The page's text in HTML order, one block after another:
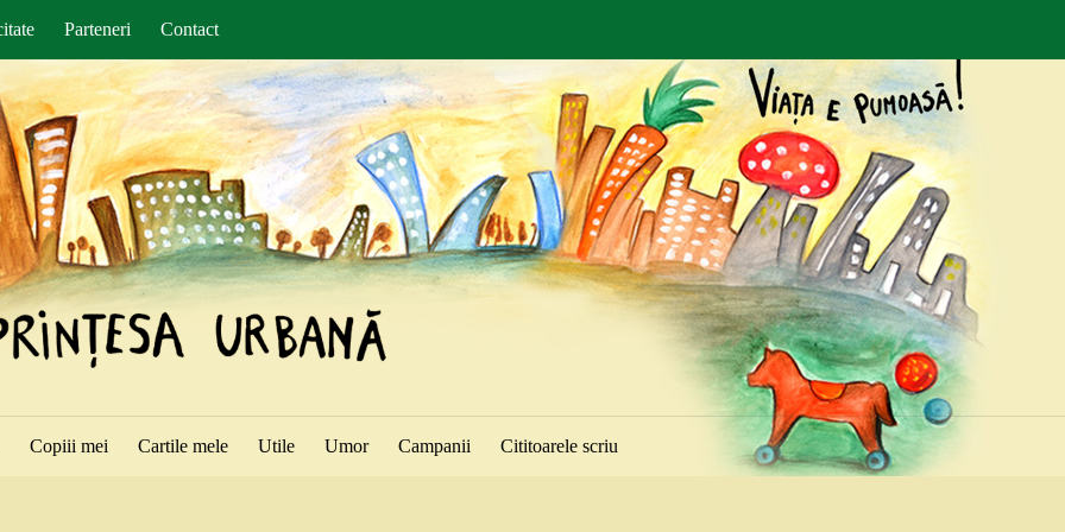
Parteneri Contact
Copiii mei Cartile mele Utile Umor Campanii Cititoarele scriu